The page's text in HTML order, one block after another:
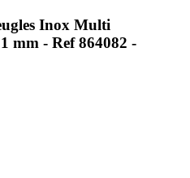
Inox Multi
mm - Ref 864082 -